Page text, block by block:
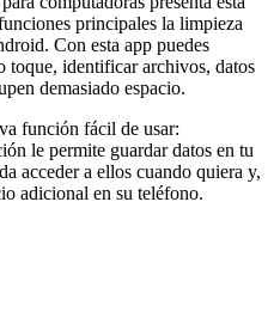
principales la limpieza
Con esta app puedes
toque, identificar archivos, datos
demasiado espacio.
función fácil de usar:
le permite guardar datos en tu
acceder a ellos cuando quiera y,
adicional en su teléfono.